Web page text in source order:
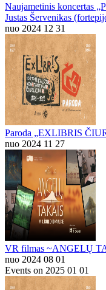
Naujametinis koncertas
Justas Šervenikas
nuo 2024 12 31
Paroda „EXLIBRIS
nuo 2024 11 27
VR filmas ~ANGELŲ
nuo 2024 08 01
Events on 2025 01 01